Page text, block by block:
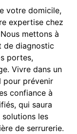
votre domicile,
expertise chez
mettons à
de diagnostic
portes,
Vivre dans un
pour prévenir
confiance à
qui saura
les
de serrurerie.